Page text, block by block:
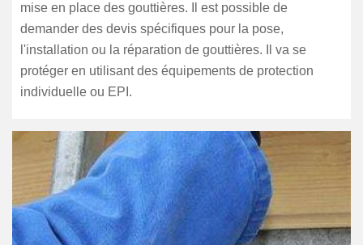
mise en place des gouttières. Il est possible de
demander des devis spécifiques pour la pose,
l'installation ou la réparation de gouttières. Il va se
protéger en utilisant des équipements de protection
individuelle ou EPI.